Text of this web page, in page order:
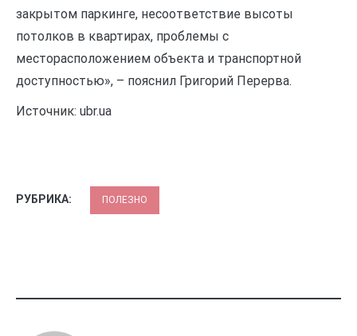
закрытом паркинге, несоответствие высоты
потолков в квартирах, проблемы с
месторасположением объекта и транспортной
доступностью», – пояснил Григорий Перерва.
Источник: ubr.ua
РУБРИКА: ПОЛЕЗНО